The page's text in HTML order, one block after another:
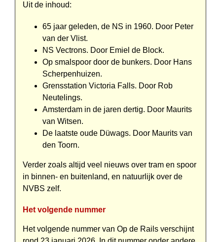
Uit de inhoud:
65 jaar geleden, de NS in 1960. Door Peter
van der Vlist.
NS Vectrons. Door Emiel de Block.
Op smalspoor door de bunkers. Door Hans
Scherpenhuizen.
Grensstation Victoria Falls. Door Rob
Neutelings.
Amsterdam in de jaren dertig. Door Maurits
van Witsen.
De laatste oude Düwags. Door Maurits van
den Toorn.
Verder zoals altijd veel nieuws over tram en spoor
in binnen- en buiten­land, en natuurlijk over de
NVBS zelf.
Het volgende nummer
Het volgende nummer van Op de Rails verschijnt